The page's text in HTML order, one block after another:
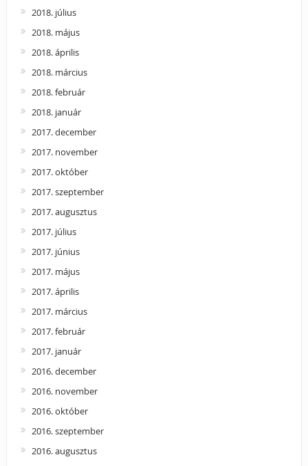
2018. július
2018. május
2018. április
2018. március
2018. február
2018. január
2017. december
2017. november
2017. október
2017. szeptember
2017. augusztus
2017. július
2017. június
2017. május
2017. április
2017. március
2017. február
2017. január
2016. december
2016. november
2016. október
2016. szeptember
2016. augusztus